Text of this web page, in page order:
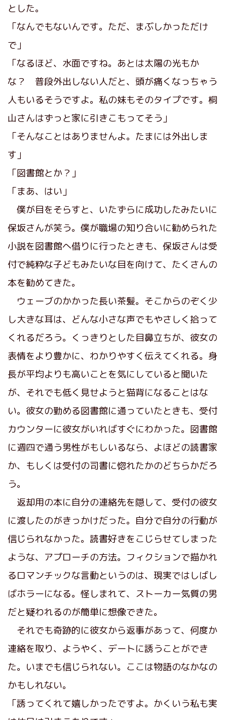
とした。
「なんでもないんです。ただ、まぶしかっただけ
で」
「なるほど、水面ですね。あとは太陽の光もか
な？ 普段外出しない人だと、頭が痛くなっちゃう
人もいるそうですよ。私の妹もそのタイプです。桐
山さんはずっと家に引きこもってそう」
「そんなことはありませんよ。たまには外出しま
す」
「図書館とか？」
「まあ、はい」
僕が目をそらすと、いたずらに成功したみたいに
保坂さんが笑う。僕が職場の知り合いに勧められた
小説を図書館へ借りに行ったときも、保坂さんは受
付で純粋な子どもみたいな目を向けて、たくさんの
本を勧めてきた。
ウェーブのかかった長い茶髪。そこからのぞく少
し大きな耳は、どんな小さな声でもやさしく拾って
くれるだろう。くっきりとした目鼻立ちが、彼女の
表情をより豊かに、わかりやすく伝えてくれる。身
長が平均よりも高いことを気にしていると聞いた
が、それでも低く見せようと猫背になることはな
い。彼女の勤める図書館に通っていたときも、受付
カウンターに彼女がいればすぐにわかった。図書館
に週四で通う男性がもしいるなら、よほどの読書家
か、もしくは受付の司書に惚れたかのどちらかだろ
う。
返却用の本に自分の連絡先を隠して、受付の彼女
に渡したのがきっかけだった。自分で自分の行動が
信じられなかった。読書好きをこじらせてしまった
ような、アプローチの方法。フィクションで描かれ
るロマンチックな言動というのは、現実ではしばし
ばホラーになる。怪しまれて、ストーカー気質の男
だと疑われるのが簡単に想像できた。
それでも奇跡的に彼女から返事があって、何度か
連絡を取り、ようやく、デートに誘うことができ
た。いまでも信じられない。ここは物語のなかなの
かもしれない。
「誘ってくれて嬉しかったですよ。かくいう私も実